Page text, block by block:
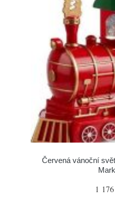
Červená vánoční
1